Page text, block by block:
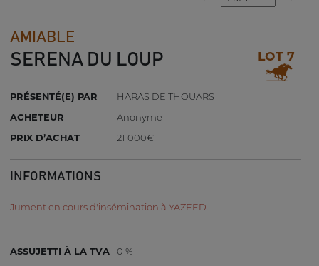
AMIABLE
SERENA DU LOUP LOT 7
PRÉSENTÉ(E) PAR
HARAS DE THOUARS
ACHETEUR
Anonyme
PRIX D’ACHAT
21 000€
INFORMATIONS
Jument en cours d'insémination à YAZEED.
ASSUJETTI À LA TVA 0 %